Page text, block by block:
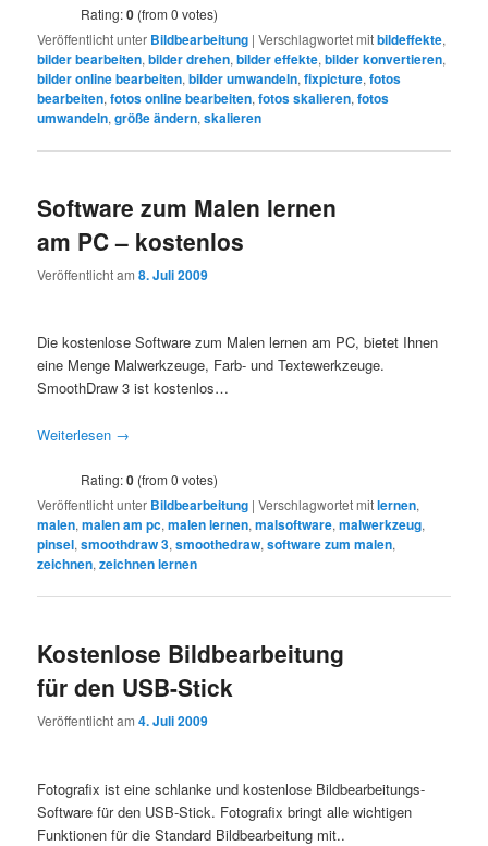
Rating:0 (from 0 votes)
Veröffentlicht unter Bildbearbeitung |Verschlagwortet mitbildeffekte,
bilder bearbeiten,bilder drehen,bilder effekte,bilder konvertieren,
bilder online bearbeiten,bilder umwandeln,fixpicture,fotos
bearbeiten,fotos online bearbeiten,fotos skalieren,fotos
umwandeln,größe ändern,skalieren
Software zum Malen lernen
am PC – kostenlos
Veröffentlicht am8. Juli 2009
Die kostenlose Software zum Malen lernen am PC, bietet Ihnen
eine Menge Malwerkzeuge, Farb- und Textewerkzeuge.
SmoothDraw 3 ist kostenlos…
Weiterlesen →
Rating:0 (from 0 votes)
Veröffentlicht unter Bildbearbeitung |Verschlagwortet mitlernen,
malen,malen am pc,malen lernen,malsoftware,malwerkzeug,
pinsel,smoothdraw 3,smoothedraw,software zum malen,
zeichnen,zeichnen lernen
Kostenlose Bildbearbeitung
für den USB-Stick
Veröffentlicht am4. Juli 2009
Fotografix ist eine schlanke und kostenlose Bildbearbeitungs-
Software für den USB-Stick. Fotografix bringt alle wichtigen
Funktionen für die Standard Bildbearbeitung mit..